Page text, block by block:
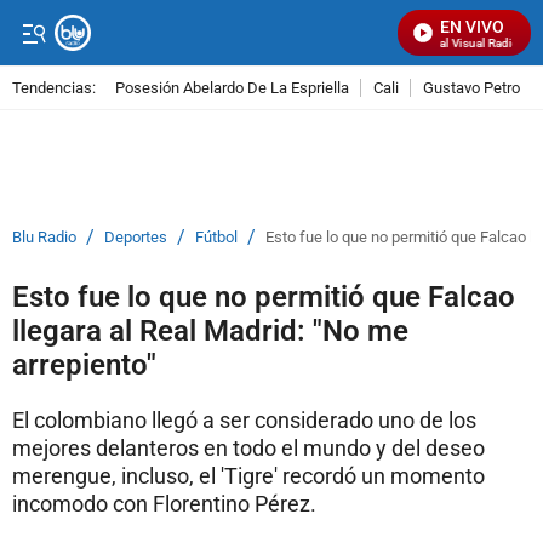
EN VIVO
Señal Visual Radio
Tendencias: Posesión Abelardo De La Espriella Cali Gustavo Petro
Blu Radio / Deportes / Fútbol / Esto fue lo que no permitió que Falcao
Esto fue lo que no permitió que Falcao
llegara al Real Madrid: "No me
arrepiento"
El colombiano llegó a ser considerado uno de los
mejores delanteros en todo el mundo y del deseo
merengue, incluso, el 'Tigre' recordó un momento
incomodo con Florentino Pérez.